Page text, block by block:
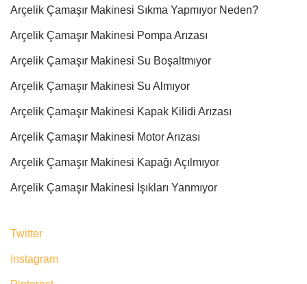
Arçelik Çamaşır Makinesi Sıkma Yapmıyor Neden?
Arçelik Çamaşır Makinesi Pompa Arızası
Arçelik Çamaşır Makinesi Su Boşaltmıyor
Arçelik Çamaşır Makinesi Su Almıyor
Arçelik Çamaşır Makinesi Kapak Kilidi Arızası
Arçelik Çamaşır Makinesi Motor Arızası
Arçelik Çamaşır Makinesi Kapağı Açılmıyor
Arçelik Çamaşır Makinesi Işıkları Yanmıyor
Twitter
Instagram